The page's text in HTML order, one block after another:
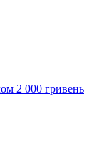
2 000 гривень